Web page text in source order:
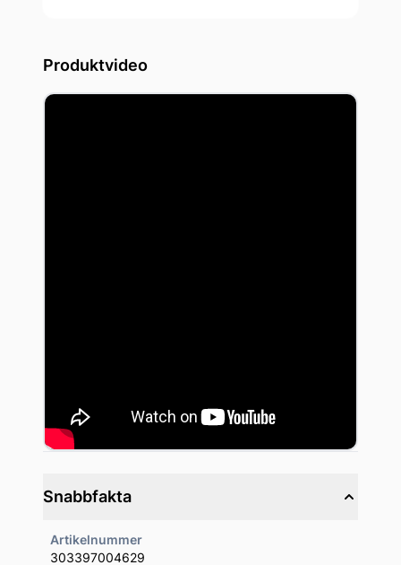
Produktvideo
Snabbfakta
Artikelnummer
303397004629